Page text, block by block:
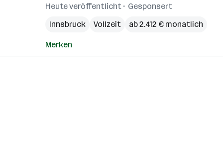
Heute veröffentlicht
Gesponsert
Innsbruck
Vollzeit ab 2.412 € monatlich
Merken